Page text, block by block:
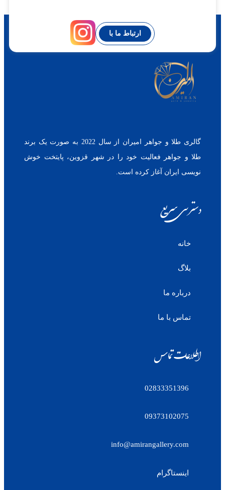
ارتباط ما با
گالری طلا و جواهر امیران از سال 2022 به صورت یک برند
طلا و جواهر فعالیت خود را در شهر قزوین، پایتخت خوش
نویسی ایران آغاز کرده است.
دسترسی سریع
خانه
بلاگ
درباره ما
تماس با ما
اطلاعات تماس
02833351396
09373102075
info@amirangallery.com
اینستاگرام